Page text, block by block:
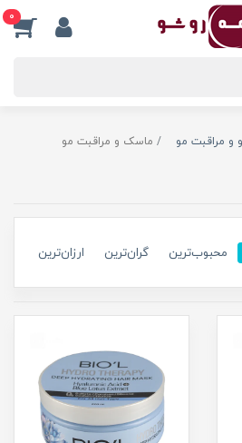
0
و مراقبت مو ماسک و مراقبت مو
محبوب‌ترین گران‌ترین ارزان‌ترین